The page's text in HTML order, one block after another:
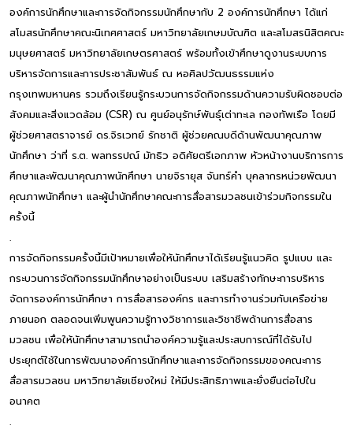
องค์การนักศึกษาและการจัดกิจกรรมนักศึกษากับ 2 องค์การนักศึกษา ได้แก่
สโมสรนักศึกษาคณะนิเทศศาสตร์ มหาวิทยาลัยเกษมบัณฑิต และสโมสรนิสิตคณะ
มนุษยศาสตร์ มหาวิทยาลัยเกษตรศาสตร์ พร้อมทั้งเข้าศึกษาดูงานระบบการ
บริหารจัดการและการประชาสัมพันธ์ ณ หอศิลปวัฒนธรรมแห่ง
กรุงเทพมหานคร รวมถึงเรียนรู้กระบวนการจัดกิจกรรมด้านความรับผิดชอบต่อ
สังคมและสิ่งแวดล้อม (CSR) ณ ศูนย์อนุรักษ์พันธุ์เต่าทะเล กองทัพเรือ โดยมี
ผู้ช่วยศาสตราจารย์ ดร.จิรเวทย์ รักชาติ ผู้ช่วยคณบดีด้านพัฒนาคุณภาพ
นักศึกษา ว่าที่ ร.ต. พลทรรปณ์ มัทธิว อดิศัยตรีเอกภาพ หัวหน้างานบริการการ
ศึกษาและพัฒนาคุณภาพนักศึกษา นายจิรายุส จันทร์คำ บุคลากรหน่วยพัฒนา
คุณภาพนักศึกษา และผู้นำนักศึกษาคณะการสื่อสารมวลชนเข้าร่วมกิจกรรมใน
ครั้งนี้
.
การจัดกิจกรรมครั้งนี้มีเป้าหมายเพื่อให้นักศึกษาได้เรียนรู้แนวคิด รูปแบบ และ
กระบวนการจัดกิจกรรมนักศึกษาอย่างเป็นระบบ เสริมสร้างทักษะการบริหาร
จัดการองค์การนักศึกษา การสื่อสารองค์กร และการทำงานร่วมกับเครือข่าย
ภายนอก ตลอดจนเพิ่มพูนความรู้ทางวิชาการและวิชาชีพด้านการสื่อสาร
มวลชน เพื่อให้นักศึกษาสามารถนำองค์ความรู้และประสบการณ์ที่ได้รับไป
ประยุกต์ใช้ในการพัฒนาองค์การนักศึกษาและการจัดกิจกรรมของคณะการ
สื่อสารมวลชน มหาวิทยาลัยเชียงใหม่ ให้มีประสิทธิภาพและยั่งยืนต่อไปใน
อนาคต
.